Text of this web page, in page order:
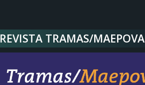
REVISTA TRAMAS/MAEPOVA